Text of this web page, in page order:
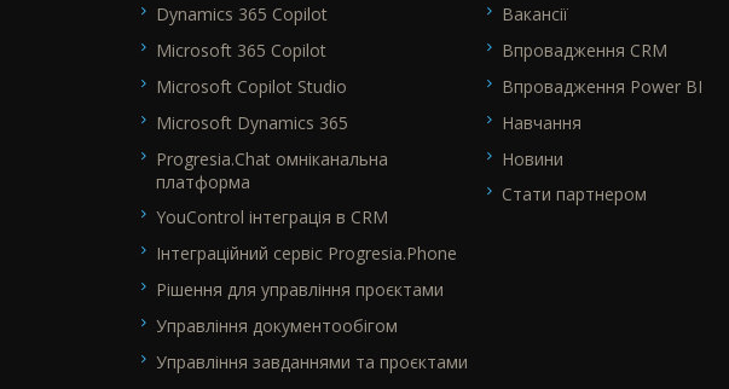
Dynamics 365 Copilot
Microsoft 365 Copilot
Microsoft Copilot Studio
Microsoft Dynamics 365
Progresia.Chat омніканальна
платформа
YouControl інтеграція в CRM
Інтеграційний сервіс Progresia.Phone
Рішення для управління проєктами
Управління документообігом
Управління завданнями та проєктами
Вакансії
Впровадження CRM
Впровадження Power BI
Навчання
Новини
Стати партнером